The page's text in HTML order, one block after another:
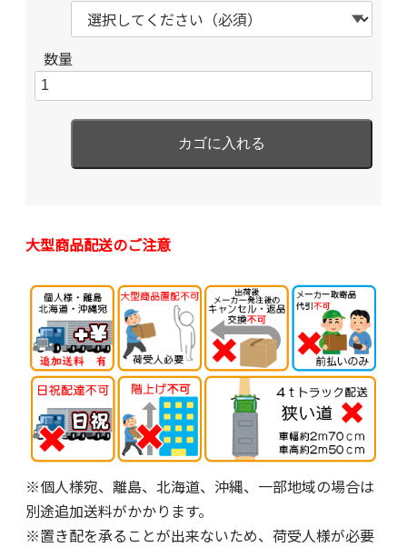
数量
大型商品配送のご注意
※個人様宛、離島、北海道、沖縄、一部地域の場合は
別途追加送料がかかります。
※置き配を承ることが出来ないため、荷受人様が必要